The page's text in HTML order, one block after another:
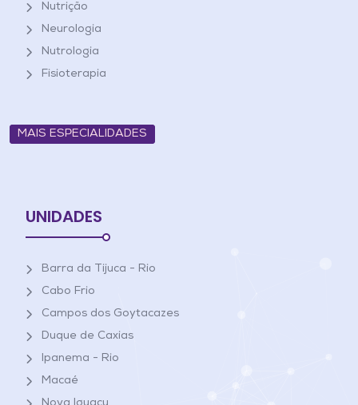
Nutrição
Neurologia
Nutrologia
Fisioterapia
MAIS ESPECIALIDADES
UNIDADES
Barra da Tijuca - Rio
Cabo Frio
Campos dos Goytacazes
Duque de Caxias
Ipanema - Rio
Macaé